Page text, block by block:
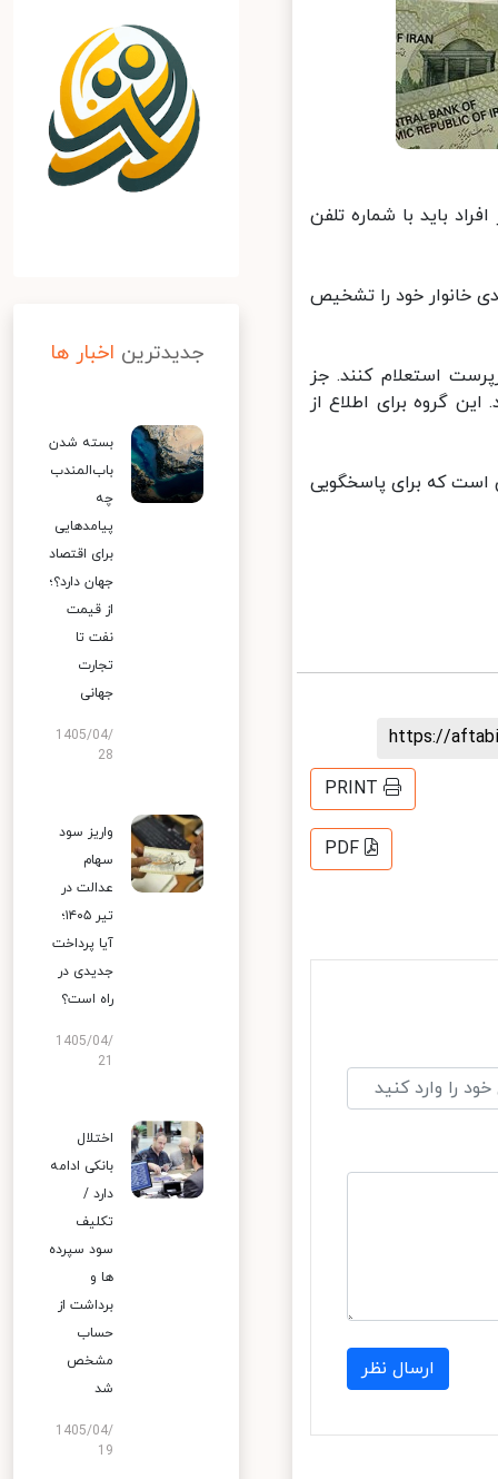
باید با شماره تلفن
خانوار خود را تشخیص
استعلام کنند. جز
گروه برای اطلاع از
اجتماعی است که برای پاسخگویی
https://
PRINT
PDF
ارسال نظر
جدیدترین اخبار ها
بسته شدن
باب‌المندب
چه
پیامدهایی
برای اقتصاد
جهان دارد؟؛
از قیمت
نفت تا
تجارت
جهانی
1405/04/
28
واریز سود
سهام
عدالت در
تیر ۱۴۰۵؛
آیا پرداخت
جدیدی در
راه است؟
1405/04/
اختلال
بانکی ادامه
دارد /
تکلیف
سود سپرده
ها و
برداشت از
حساب
مشخص
شد
1405/04/
19